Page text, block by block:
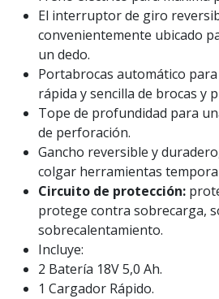
El interruptor de giro
convenientemente ubicado
un dedo.
Portabrocas automático
rápida y sencilla de brocas y
Tope de profundidad para
de perforación.
Gancho reversible y
colgar herramientas
Circuito de protección:
protege contra sobrecarga,
sobrecalentamiento.
Incluye:
2 Batería 18V 5,0 Ah.
1 Cargador Rápido.